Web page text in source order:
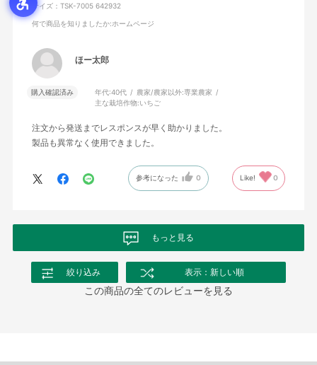
サイズ：TSK-7005 642932
何で商品を知りましたか:ホームページ
ほー太郎
購入確認済み 年代:40代 農家/農家以外:専業農家
主な栽培作物:いちご
注文から発送までレスポンスが早く助かりました。
製品も異常なく使用できました。
参考になった 0 Like! 0
もっと見る
絞り込み 表示：新しい順
この商品の全てのレビューを見る